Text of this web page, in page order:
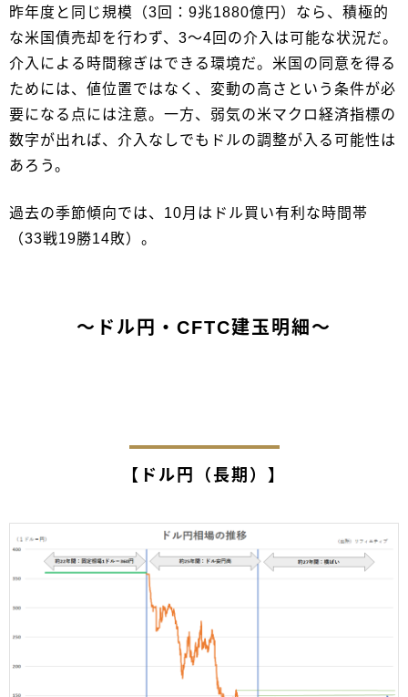
昨年度と同じ規模（3回：9兆1880億円）なら、積極的
な米国債売却を行わず、3～4回の介入は可能な状況だ。
介入による時間稼ぎはできる環境だ。米国の同意を得る
ためには、値位置ではなく、変動の高さという条件が必
要になる点には注意。一方、弱気の米マクロ経済指標の
数字が出れば、介入なしでもドルの調整が入る可能性は
あろう。
過去の季節傾向では、10月はドル買い有利な時間帯
（33戦19勝14敗）。
～ドル円・CFTC建玉明細～
【ドル円（長期）】